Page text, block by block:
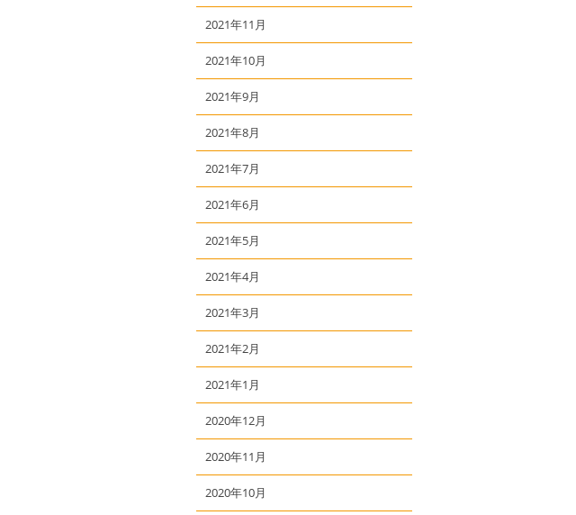
2021年11月
2021年10月
2021年9月
2021年8月
2021年7月
2021年6月
2021年5月
2021年4月
2021年3月
2021年2月
2021年1月
2020年12月
2020年11月
2020年10月